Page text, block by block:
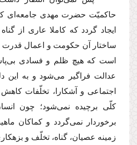
حاكمیّت حضرت مهدى جامعه‌اى
ایجاد گردد كه كاملا عارى از
ساختار آن حكومت و اعمال قدرت
است كه هیچ ظلم و فسادى
عدالت فراگیر مى‌شود و به این
اجتماعى و آشكارا، تخلّفات
كلّى برچیده نمى‌شود؛ چون
برخوردار نمى‌گردد و كماكان
زمینه عصیان، گناه، تخلّف و